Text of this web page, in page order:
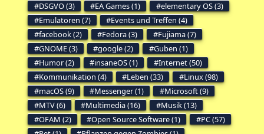
DSGVO (3)
EA Games (1)
elementary OS (3)
Emulatoren (7)
Events und Treffen (4)
facebook (2)
Fedora (3)
Fujiama (7)
GNOME (3)
google (2)
Guben (1)
Humor (2)
insaneOS (1)
Internet (50)
Kommunikation (4)
Leben (33)
Linux (98)
macOS (9)
Messenger (1)
Microsoft (9)
MTV (6)
Multimedia (16)
Musik (13)
OFAM (2)
Open Source Software (1)
PC (57)